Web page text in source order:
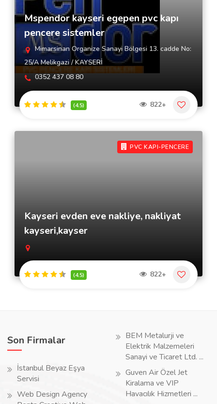
Mspendor kayseri egepen pvc kapı
pencere sistemler
Mimarsinan Organize Sanayi Bölgesi 13. cadde No:
25/A Melikgazi / KAYSERİ
0352 437 08 80
(4.5) 822+
PVC KAPI-PENCERE
Kayseri evden eve nakliye, nakliyat
kayseri,kayser
(4.5) 822+
Son Firmalar
İstanbul Beyaz Eşya
Servisi
Web Design Agency
BEM Metalurji ve
Elektrik Malzemeleri
Sanayi ve Ticaret Ltd. ...
Guven Air Özel Jet
Kiralama ve VIP
Havacılık Hizmetleri ...